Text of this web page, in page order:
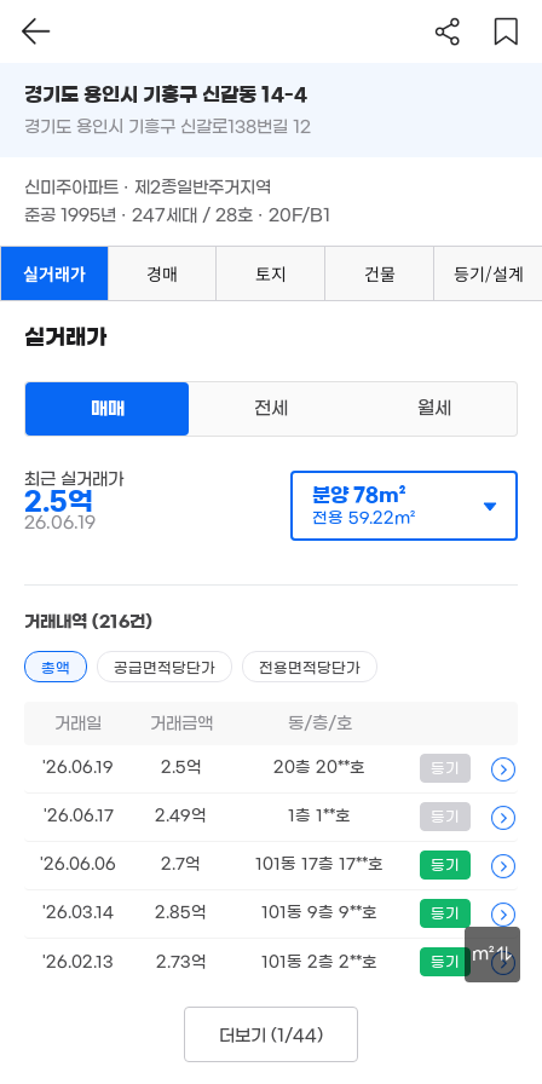
매매 3억 7500만원
전용85m²
계약일 '26. 07
3.5억
84m²
8,500만
3,500만
25m²
1.65억
월 65만
62m²
1.76억
73m²
2억
87m²
1.48억
53m²
2.11억
57m²
1.13억
2.54억
136m²
4.99억
필터 매물 탐색
경기도 용인시 기흥구 신갈동 14-4
준공 1995년 · 247세대 / 28호 · 20F/B1
m²
경기도 용인시 기흥구 신갈동 14-4
경기도 용인시 기흥구 신갈로138번길 12
신미주아파트 · 제2종일반주거지역
준공 1995년 · 247세대 / 28호 · 20F/B1
실거래가 경매 토지 건물 등기/설계
실거래가
매매 전세 월세
최근 실거래가
2.5억
26.06.19
분양78m²
전용 59.22m²
거래내역 (216건)
총액 공급면적당단가 전용면적당단가
거래일 거래금액 동/층/호
'26.06.19 2.5억 20층 20**호 등기
'26.06.17 2.49억 1층 1**호 등기
'26.06.06 2.7억 101동 17층 17**호 등기
'26.03.14 2.85억 101동 9층 9**호 등기
'26.02.13 2.73억 101동 2층 2**호 등기
더보기 (1/44)